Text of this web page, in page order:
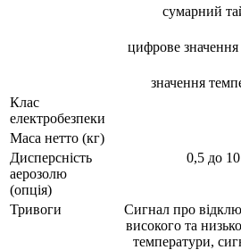
сумарний
цифрове значення
значення
Клас
електробезпеки
Маса нетто (кг)
Дисперсність
аерозолю
(опція)
0,5 до
Тривоги
Сигнал про
високого та
температури,